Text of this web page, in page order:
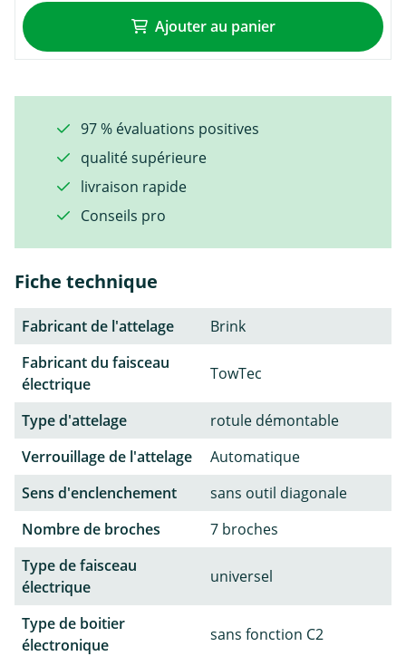
Ajouter au panier
97 % évaluations positives
qualité supérieure
livraison rapide
Conseils pro
Fiche technique
Fabricant de l'attelage
Brink
Fabricant du faisceau
électrique
TowTec
Type d'attelage
rotule démontable
Verrouillage de l'attelage
Automatique
Sens d'enclenchement
sans outil diagonale
Nombre de broches
7 broches
Type de faisceau
électrique
universel
Type de boitier
électronique
sans fonction C2